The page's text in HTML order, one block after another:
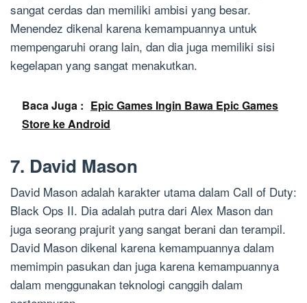
sangat cerdas dan memiliki ambisi yang besar.
Menendez dikenal karena kemampuannya untuk
mempengaruhi orang lain, dan dia juga memiliki sisi
kegelapan yang sangat menakutkan.
Baca Juga : Epic Games Ingin Bawa Epic Games
Store ke Android
7. David Mason
David Mason adalah karakter utama dalam Call of Duty:
Black Ops II. Dia adalah putra dari Alex Mason dan
juga seorang prajurit yang sangat berani dan terampil.
David Mason dikenal karena kemampuannya dalam
memimpin pasukan dan juga karena kemampuannya
dalam menggunakan teknologi canggih dalam